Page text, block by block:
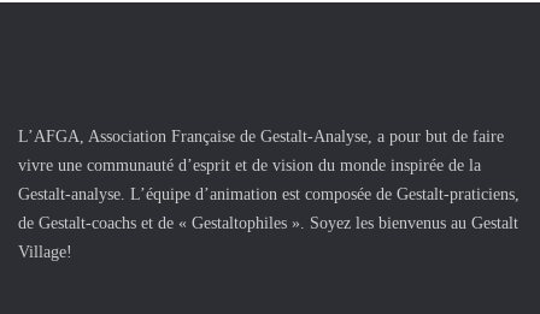
L’AFGA, Association Française de Gestalt-Analyse, a pour but de faire
vivre une communauté d’esprit et de vision du monde inspirée de la
Gestalt-analyse. L’équipe d’animation est composée de Gestalt-praticiens,
de Gestalt-coachs et de « Gestaltophiles ». Soyez les bienvenus au Gestalt
Village!